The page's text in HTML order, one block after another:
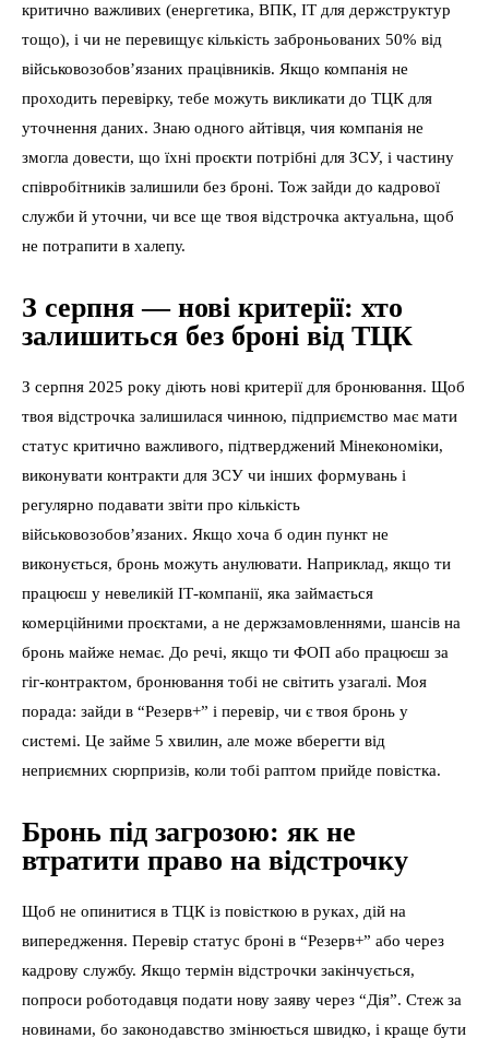
критично важливих (енергетика, ВПК, ІТ для держструктур
тощо), і чи не перевищує кількість заброньованих 50% від
військовозобов’язаних працівників. Якщо компанія не
проходить перевірку, тебе можуть викликати до ТЦК для
уточнення даних. Знаю одного айтівця, чия компанія не
змогла довести, що їхні проєкти потрібні для ЗСУ, і частину
співробітників залишили без броні. Тож зайди до кадрової
служби й уточни, чи все ще твоя відстрочка актуальна, щоб
не потрапити в халепу.
З серпня — нові критерії: хто
залишиться без броні від ТЦК
З серпня 2025 року діють нові критерії для бронювання. Щоб
твоя відстрочка залишилася чинною, підприємство має мати
статус критично важливого, підтверджений Мінекономіки,
виконувати контракти для ЗСУ чи інших формувань і
регулярно подавати звіти про кількість
військовозобов’язаних. Якщо хоча б один пункт не
виконується, бронь можуть анулювати. Наприклад, якщо ти
працюєш у невеликій ІТ-компанії, яка займається
комерційними проєктами, а не держзамовленнями, шансів на
бронь майже немає. До речі, якщо ти ФОП або працюєш за
гіг-контрактом, бронювання тобі не світить узагалі. Моя
порада: зайди в “Резерв+” і перевір, чи є твоя бронь у
системі. Це займе 5 хвилин, але може вберегти від
неприємних сюрпризів, коли тобі раптом прийде повістка.
Бронь під загрозою: як не
втратити право на відстрочку
Щоб не опинитися в ТЦК із повісткою в руках, дій на
випередження. Перевір статус броні в “Резерв+” або через
кадрову службу. Якщо термін відстрочки закінчується,
попроси роботодавця подати нову заяву через “Дія”. Стеж за
новинами, бо законодавство змінюється швидко, і краще бути